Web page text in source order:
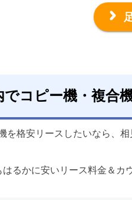
でコピー機・複合
を格安リースしたいなら、相
るかに安いリース料金＆カ